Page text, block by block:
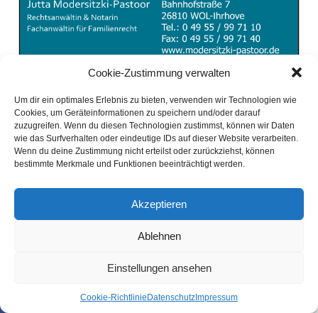
Cookie-Zustimmung verwalten
Um dir ein optimales Erlebnis zu bieten, verwenden wir Technologien wie
Cookies, um Geräteinformationen zu speichern und/oder darauf
zuzugreifen. Wenn du diesen Technologien zustimmst, können wir Daten
wie das Surfverhalten oder eindeutige IDs auf dieser Website verarbeiten.
Wenn du deine Zustimmung nicht erteilst oder zurückziehst, können
bestimmte Merkmale und Funktionen beeinträchtigt werden.
Akzeptieren
Ablehnen
Einstellungen ansehen
Coo­kie-Richt­li­nie Daten­schutz Impres­sum
SHARE TWEET